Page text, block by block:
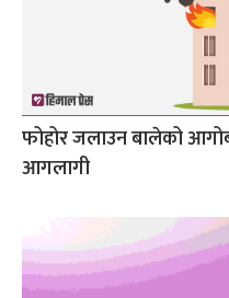
फोहोर जलाउन बालेको
आगलागी